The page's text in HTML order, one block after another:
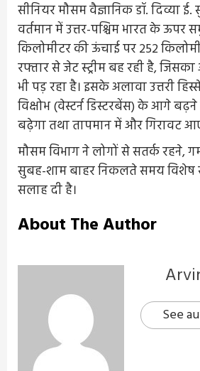
सीनियर मौसम वैज्ञानिक डॉ. दिव्या
वर्तमान में उत्तर-पश्चिम भारत के ऊपर
किलोमीटर की ऊंचाई पर 252
रफ्तार से जेट स्ट्रीम बह रही है,
भी पड़ रहा है। इसके अलावा उत्तरी
विक्षोभ (वेस्टर्न डिस्टरबेंस) के आगे
बढ़ेगा तथा तापमान में और गिरावट
मौसम विभाग ने लोगों से सतर्क रहने,
सुबह-शाम बाहर निकलते समय विशेष
सलाह दी है।
About The Author
See